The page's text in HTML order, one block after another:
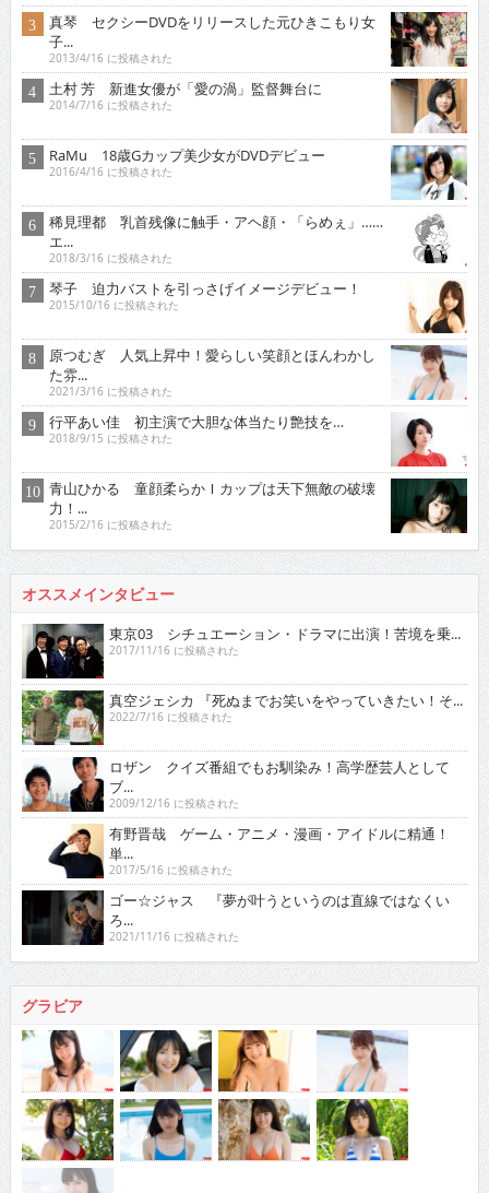
真琴 セクシーDVDをリリースした元ひきこもり女
子...
2013/4/16 に投稿された
土村 芳 新進女優が「愛の渦」監督舞台に
2014/7/16 に投稿された
RaMu 18歳Gカップ美少女がDVDデビュー
2016/4/16 に投稿された
稀見理都 乳首残像に触手・アヘ顔・「らめぇ」……
エ...
2018/3/16 に投稿された
琴子 迫力バストを引っさげイメージデビュー！
2015/10/16 に投稿された
原つむぎ 人気上昇中！愛らしい笑顔とほんわかし
た雰...
2021/3/16 に投稿された
行平あい佳 初主演で大胆な体当たり艶技を…
2018/9/15 に投稿された
青山ひかる 童顔柔らかＩカップは天下無敵の破壊
力！...
2015/2/16 に投稿された
オススメインタビュー
東京03 シチュエーション・ドラマに出演！苦境を乗...
2017/11/16 に投稿された
真空ジェシカ 『死ぬまでお笑いをやっていきたい！そ...
2022/7/16 に投稿された
ロザン クイズ番組でもお馴染み！高学歴芸人として
ブ...
2009/12/16 に投稿された
有野晋哉 ゲーム・アニメ・漫画・アイドルに精通！
単...
2017/5/16 に投稿された
ゴー☆ジャス 『夢が叶うというのは直線ではなくい
ろ...
2021/11/16 に投稿された
グラビア